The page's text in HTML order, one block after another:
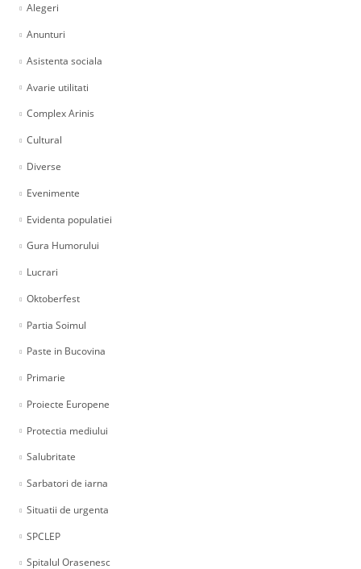
Alegeri
Anunturi
Asistenta sociala
Avarie utilitati
Complex Arinis
Cultural
Diverse
Evenimente
Evidenta populatiei
Gura Humorului
Lucrari
Oktoberfest
Partia Soimul
Paste in Bucovina
Primarie
Proiecte Europene
Protectia mediului
Salubritate
Sarbatori de iarna
Situatii de urgenta
SPCLEP
Spitalul Orasenesc